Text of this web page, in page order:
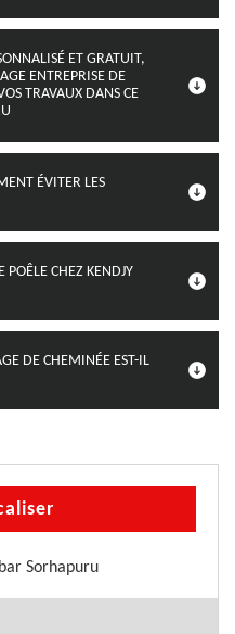
ET GRATUIT,
ENTREPRISE DE
TRAVAUX DANS CE
ÉVITER LES
POÊLE CHEZ KENDJY
DE CHEMINÉE EST-IL
Sorhapuru